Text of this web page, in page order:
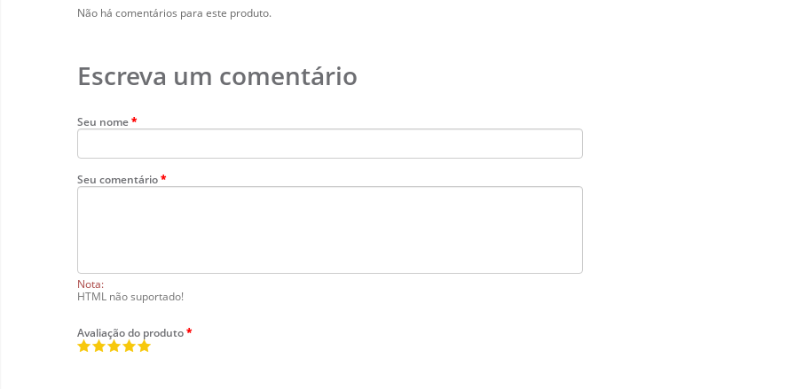
Não há comentários para este produto.
Escreva um comentário
Seu nome
Seu comentário
Nota:
HTML não suportado!
Avaliação do produto